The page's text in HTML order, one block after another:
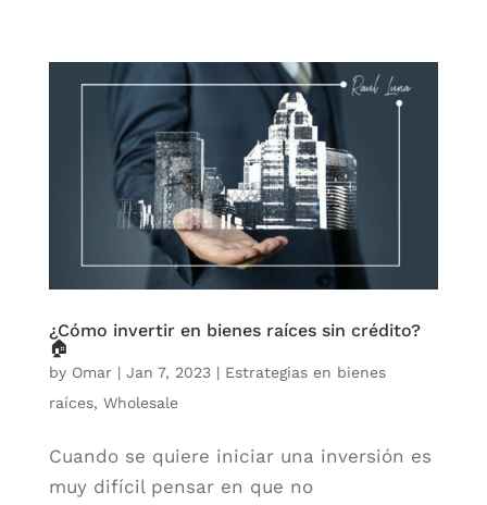
¿Cómo invertir en bienes raíces sin crédito?
🏠
by Omar| Jan 7, 2023| Estrategias en bienes
raíces, Wholesale
Cuando se quiere iniciar una inversión es
muy difícil pensar en que no